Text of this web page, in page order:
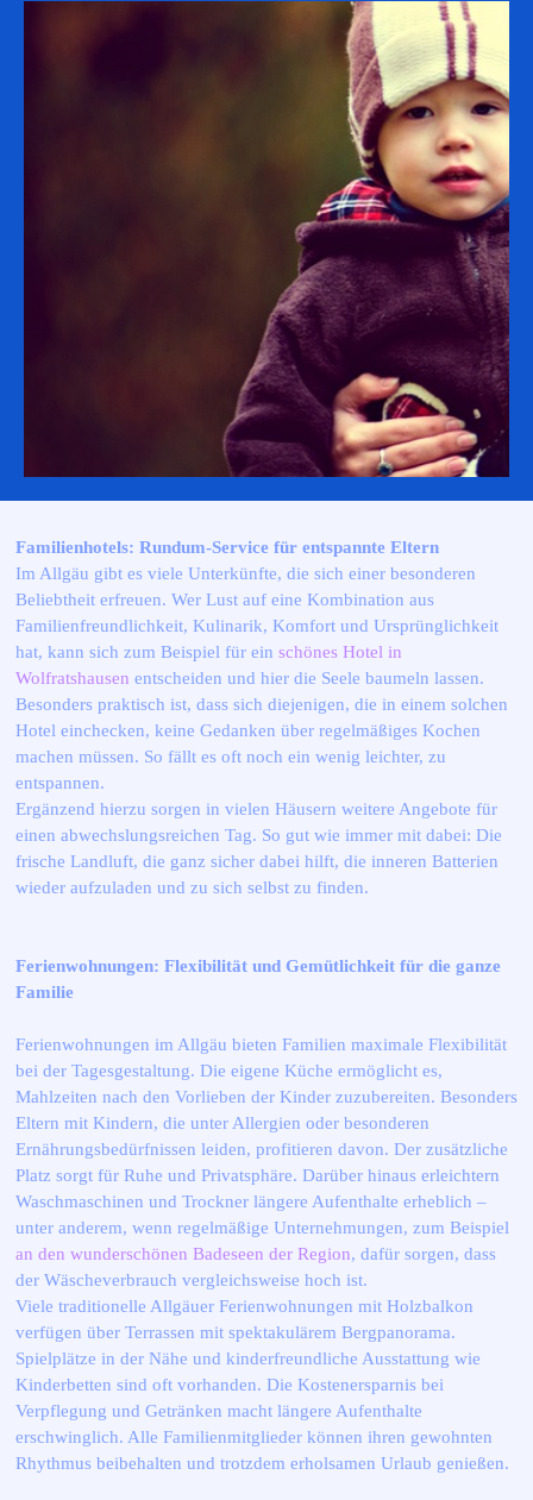
Familienhotels: Rundum-Service für entspannte Eltern
Im Allgäu gibt es viele Unterkünfte, die sich einer besonderen
Beliebtheit erfreuen. Wer Lust auf eine Kombination aus
Familienfreundlichkeit, Kulinarik, Komfort und Ursprünglichkeit
hat, kann sich zum Beispiel für ein schönes Hotel in
Wolfratshausen entscheiden und hier die Seele baumeln lassen.
Besonders praktisch ist, dass sich diejenigen, die in einem solchen
Hotel einchecken, keine Gedanken über regelmäßiges Kochen
machen müssen. So fällt es oft noch ein wenig leichter, zu
entspannen.
Ergänzend hierzu sorgen in vielen Häusern weitere Angebote für
einen abwechslungsreichen Tag. So gut wie immer mit dabei: Die
frische Landluft, die ganz sicher dabei hilft, die inneren Batterien
wieder aufzuladen und zu sich selbst zu finden.
Ferienwohnungen: Flexibilität und Gemütlichkeit für die ganze
Familie
Ferienwohnungen im Allgäu bieten Familien maximale Flexibilität
bei der Tagesgestaltung. Die eigene Küche ermöglicht es,
Mahlzeiten nach den Vorlieben der Kinder zuzubereiten. Besonders
Eltern mit Kindern, die unter Allergien oder besonderen
Ernährungsbedürfnissen leiden, profitieren davon. Der zusätzliche
Platz sorgt für Ruhe und Privatsphäre. Darüber hinaus erleichtern
Waschmaschinen und Trockner längere Aufenthalte erheblich –
unter anderem, wenn regelmäßige Unternehmungen, zum Beispiel
an den wunderschönen Badeseen der Region, dafür sorgen, dass
der Wäscheverbrauch vergleichsweise hoch ist.
Viele traditionelle Allgäuer Ferienwohnungen mit Holzbalkon
verfügen über Terrassen mit spektakulärem Bergpanorama.
Spielplätze in der Nähe und kinderfreundliche Ausstattung wie
Kinderbetten sind oft vorhanden. Die Kostenersparnis bei
Verpflegung und Getränken macht längere Aufenthalte
erschwinglich. Alle Familienmitglieder können ihren gewohnten
Rhythmus beibehalten und trotzdem erholsamen Urlaub genießen.